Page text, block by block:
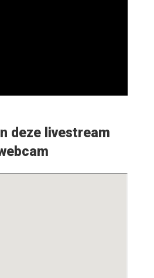
deze livestream